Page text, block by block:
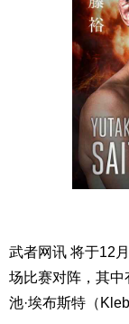
武者网讯 将于12
场比赛对阵，其中
池·埃布斯特（